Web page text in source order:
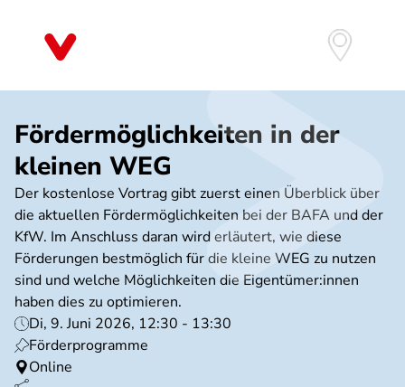
Fördermöglichkeiten in der
kleinen WEG
Der kostenlose Vortrag gibt zuerst einen Überblick über
die aktuellen Fördermöglichkeiten bei der BAFA und der
KfW. Im Anschluss daran wird erläutert, wie diese
Förderungen bestmöglich für die kleine WEG zu nutzen
sind und welche Möglichkeiten die Eigentümer:innen
haben dies zu optimieren.
Di, 9. Juni 2026, 12:30 - 13:30
Förderprogramme
Online